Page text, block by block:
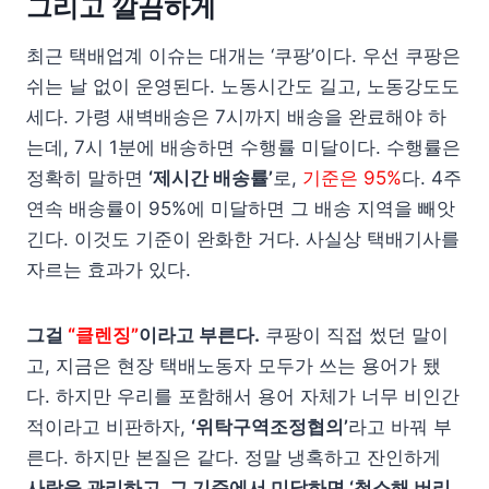
그리고 깔끔하게
최근 택배업계 이슈는 대개는 ‘쿠팡’이다. 우선 쿠팡은
쉬는 날 없이 운영된다. 노동시간도 길고, 노동강도도
세다. 가령 새벽배송은 7시까지 배송을 완료해야 하
는데, 7시 1분에 배송하면 수행률 미달이다. 수행률은
정확히 말하면 ‘제시간 배송률’로, 기준은 95%다. 4주
연속 배송률이 95%에 미달하면 그 배송 지역을 빼앗
긴다. 이것도 기준이 완화한 거다. 사실상 택배기사를
자르는 효과가 있다.
그걸 “클렌징”이라고 부른다. 쿠팡이 직접 썼던 말이
고, 지금은 현장 택배노동자 모두가 쓰는 용어가 됐
다. 하지만 우리를 포함해서 용어 자체가 너무 비인간
적이라고 비판하자, ‘위탁구역조정협의’라고 바꿔 부
른다. 하지만 본질은 같다. 정말 냉혹하고 잔인하게